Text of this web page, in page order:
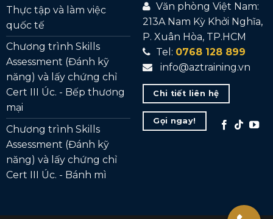
Thực tập và làm việc
quốc tế
Chương trình Skills
Assessment (Đánh kỹ
năng) và lấy chứng chỉ
Cert III Úc. - Bếp thương
mại
Chương trình Skills
Assessment (Đánh kỹ
năng) và lấy chứng chỉ
Cert III Úc. - Bánh mì
Văn phòng Việt Nam:
213A Nam Kỳ Khởi Nghĩa,
P. Xuân Hòa, TP.HCM
Tel: 0768 128 899
info@aztraining.vn
Chi tiết liên hệ
Gọi ngay!